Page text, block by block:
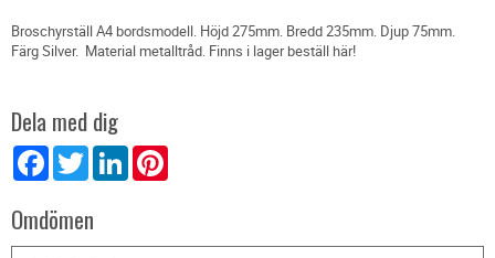
Broschyrställ A4 bordsmodell. Höjd 275mm. Bredd 235mm. Djup 75mm.
Färg Silver. Material metalltråd. Finns i lager beställ här!
Dela med dig
FacebookTwitter LinkedIn
Omdömen